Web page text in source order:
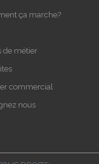
ça marche?
de métier
commercial
nous